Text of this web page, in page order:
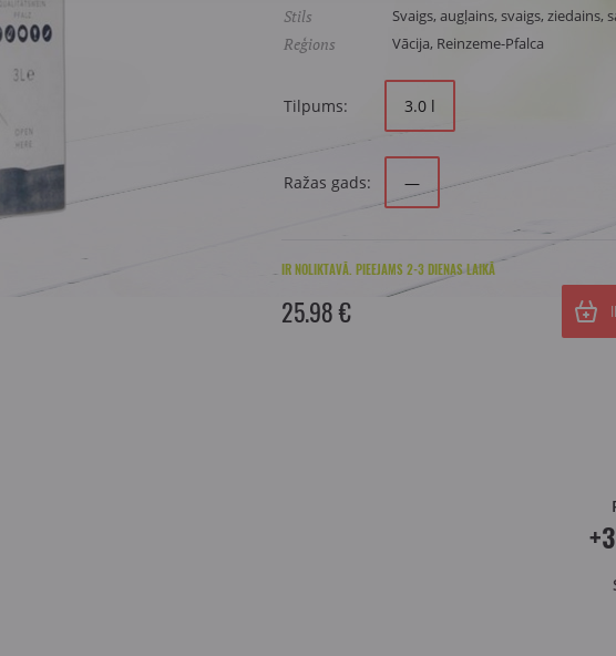
Stils Svaigs, augļains, svaigs, ziedains,
Reģions Vācija, Reinzeme-Pfalca
Tilpums: 3.0 l
Ražas gads: —
IR NOLIKTAVĀ. PIEEJAMS 2-3 DIENAS LAIKĀ
25.98 €